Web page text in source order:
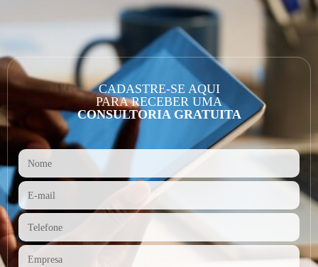
CADASTRE-SE AQUI
PARA RECEBER UMA
CONSULTORIA GRATUITA